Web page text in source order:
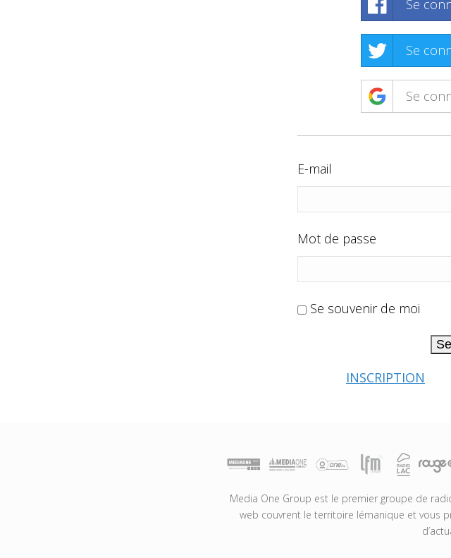
Se
Se
Se
E-mail
Mot de passe
Se souvenir de moi
INSCRIPTION
Media One Group est le premier groupe de
web couvrent le territoire lémanique et vous